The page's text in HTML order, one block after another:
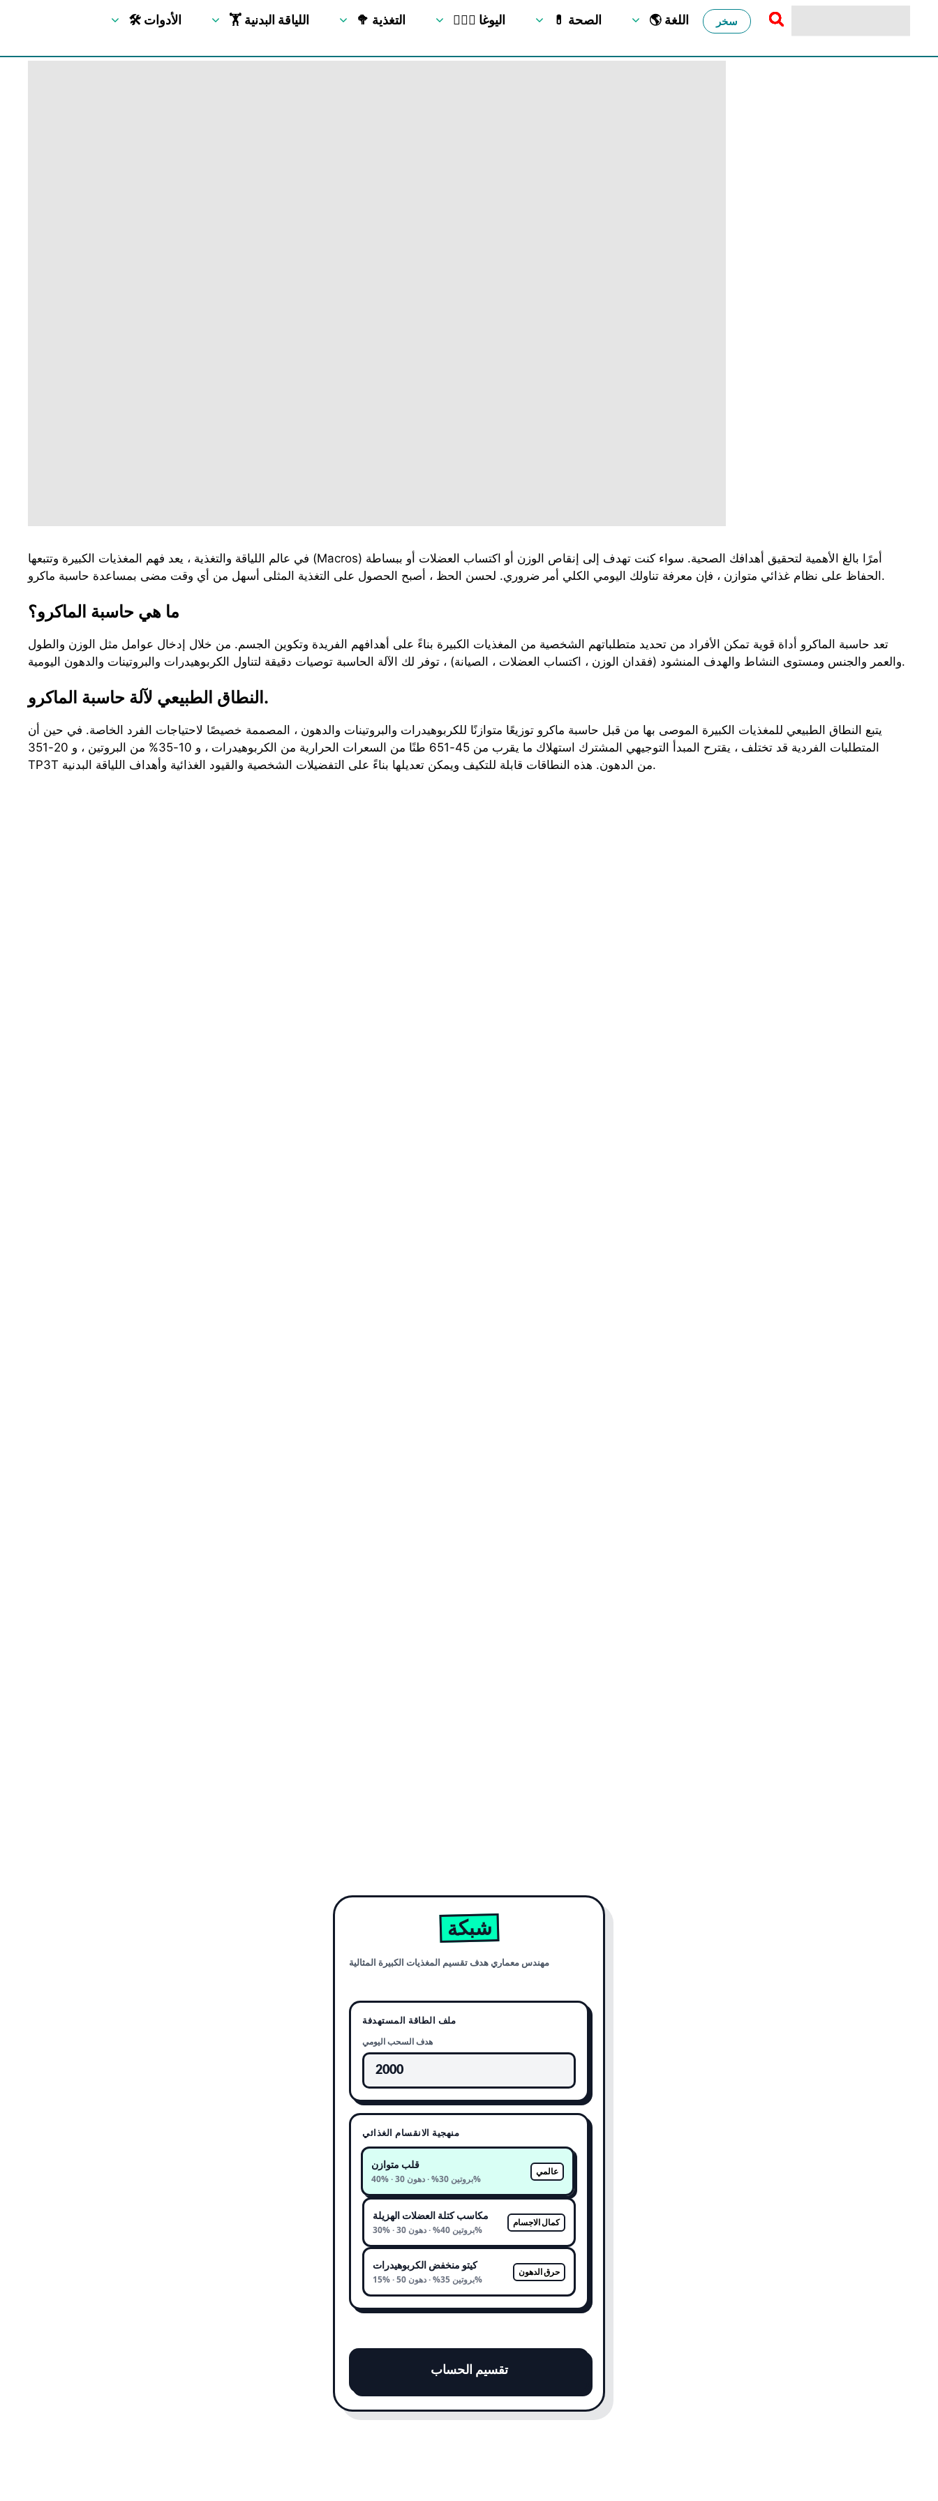
🛠 الأدوات 🏋 اللياقة البدنية 🥦 التغذية 🧘🏻‍♂️ اليوغا 💊 الصحة 🌎 اللغة سخر
في عالم اللياقة والتغذية ، يعد فهم المغذيات الكبيرة وتتبعها (Macros) أمرًا بالغ الأهمية لتحقيق أهدافك الصحية. سواء كنت تهدف إلى إنقاص الوزن أو اكتساب العضلات أو ببساطة
الحفاظ على نظام غذائي متوازن ، فإن معرفة تناولك اليومي الكلي أمر ضروري. لحسن الحظ ، أصبح الحصول على التغذية المثلى أسهل من أي وقت مضى بمساعدة حاسبة ماكرو.
ما هي حاسبة الماكرو؟
تعد حاسبة الماكرو أداة قوية تمكن الأفراد من تحديد متطلباتهم الشخصية من المغذيات الكبيرة بناءً على أهدافهم الفريدة وتكوين الجسم. من خلال إدخال عوامل مثل الوزن والطول
والعمر والجنس ومستوى النشاط والهدف المنشود (فقدان الوزن ، اكتساب العضلات ، الصيانة) ، توفر لك الآلة الحاسبة توصيات دقيقة لتناول الكربوهيدرات والبروتينات والدهون اليومية.
النطاق الطبيعي لآلة حاسبة الماكرو.
يتبع النطاق الطبيعي للمغذيات الكبيرة الموصى بها من قبل حاسبة ماكرو توزيعًا متوازنًا للكربوهيدرات والبروتينات والدهون ، المصممة خصيصًا لاحتياجات الفرد الخاصة. في حين أن
المتطلبات الفردية قد تختلف ، يقترح المبدأ التوجيهي المشترك استهلاك ما يقرب من 45-651 طنًا من السعرات الحرارية من الكربوهيدرات ، و 10-35% من البروتين ، و 20-351
TP3T من الدهون. هذه النطاقات قابلة للتكيف ويمكن تعديلها بناءً على التفضيلات الشخصية والقيود الغذائية وأهداف اللياقة البدنية.
شبكة
مهندس معماري هدف تقسيم المغذيات الكبيرة المثالية
ملف الطاقة المستهدفة
هدف السحب اليومي
منهجية الانقسام الغذائي
قلب متوازن
40% · بروتين 30% · دهون 30%
عالمي
مكاسب كتلة العضلات الهزيلة
30% · بروتين 40% · دهون 30%
كمال الاجسام
كيتو منخفض الكربوهيدرات
15% · بروتين 35% · دهون 50%
حرق الدهون
تقسيم الحساب